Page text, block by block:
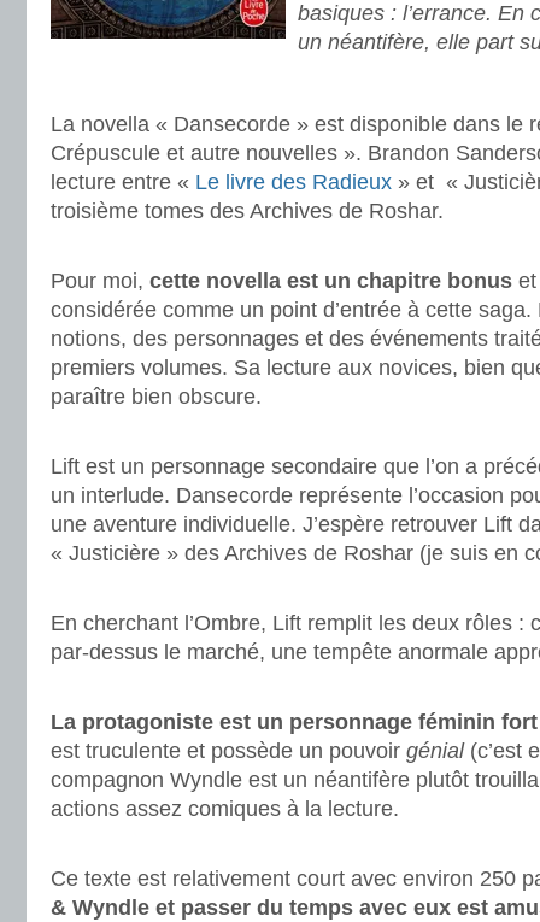
basiques : l’errance. En
un néantifère, elle part
La novella « Dansecorde » est disponible dans le
Crépuscule et autre nouvelles ». Brandon
lecture entre « Le livre des Radieux » et «
troisième tomes des Archives de Roshar.
Pour moi, cette novella est un chapitre bonus
considérée comme un point d’entrée à cette
notions, des personnages et des événements
premiers volumes. Sa lecture aux novices, bien
paraître bien obscure.
Lift est un personnage secondaire que l’on a
un interlude. Dansecorde représente l’occasion
une aventure individuelle. J’espère retrouver Lift
« Justicière » des Archives de Roshar (je suis en
En cherchant l’Ombre, Lift remplit les deux rôles
par-dessus le marché, une tempête anormale
La protagoniste est un personnage féminin
est truculente et possède un pouvoir génial(c’est
compagnon Wyndle est un néantifère plutôt
actions assez comiques à la lecture.
Ce texte est relativement court avec environ 250
& Wyndle et passer du temps avec eux est